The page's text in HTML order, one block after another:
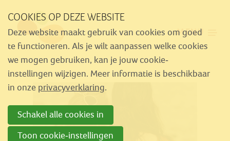
links
over
Spring
naar
navigatie
naar
hoofdinhoud
MENU
Aanbod
Nieuws
Activiteiten
Over Similes
Contact
COOKIES OP DEZE WEBSITE
Deze website maakt gebruik van cookies om goed
te functioneren. Als je wilt aanpassen welke cookies
we mogen gebruiken, kan je jouw cookie-
instellingen wijzigen. Meer informatie is beschikbaar
in onze privacyverklaring.
Schakel alle cookies in
Toon cookie-instellingen